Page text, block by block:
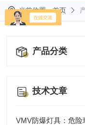
当前位置：首页
产品分类
技术文章
VMV防爆灯具：危